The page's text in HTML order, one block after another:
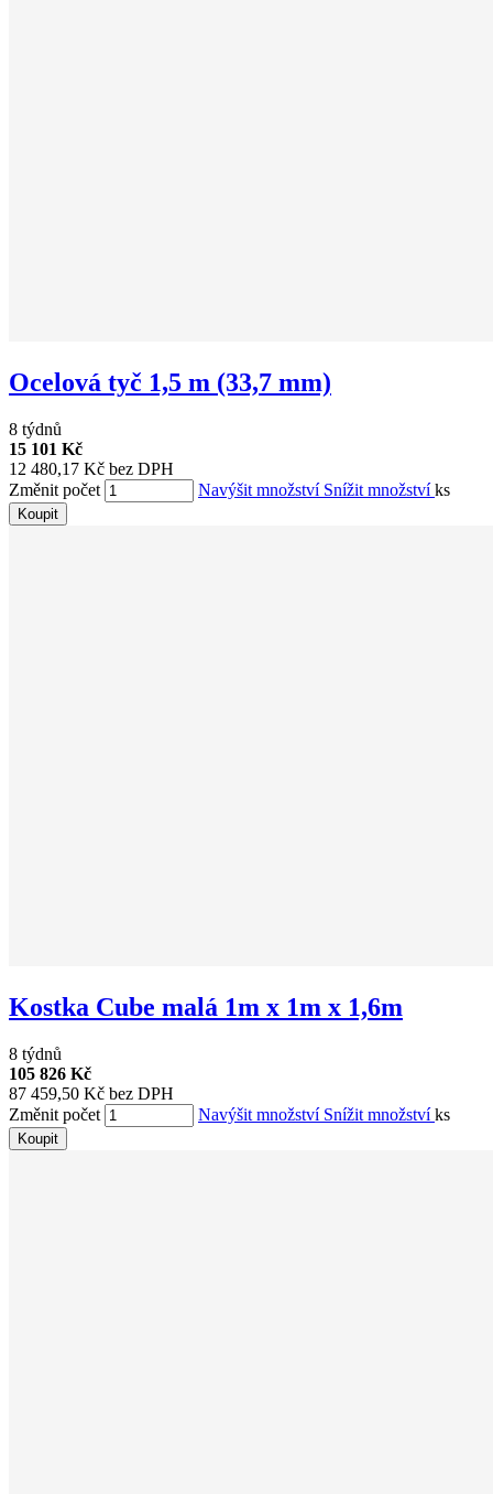
Ocelová tyč 1,5 m (33,7 mm)
8 týdnů
15 101 Kč
12 480,17 Kč bez DPH
Změnit počet
Navýšit množství Snížit množstvíks
Koupit
Kostka Cube malá 1m x 1m x 1,6m
8 týdnů
105 826 Kč
87 459,50 Kč bez DPH
Změnit počet
Navýšit množství Snížit množstvíks
Koupit